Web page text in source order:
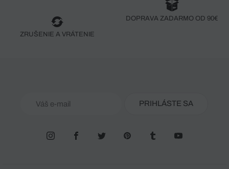
ZRUŠENIE A VRÁTENIE
DOPRAVA ZADARMO OD 90€
PRIHLÁSTE SA